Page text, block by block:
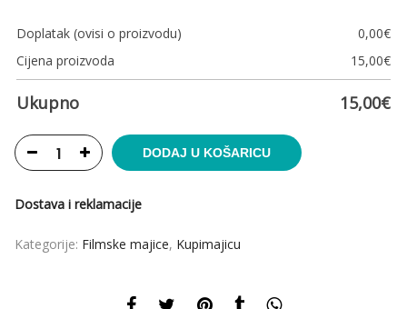
Doplatak (ovisi o proizvodu) 0,00€
Cijena proizvoda
15,00€
Ukupno 15,00€
DODAJ U KOŠARICU
Dostava i reklamacije
Kategorije: Filmske majice, Kupimajicu